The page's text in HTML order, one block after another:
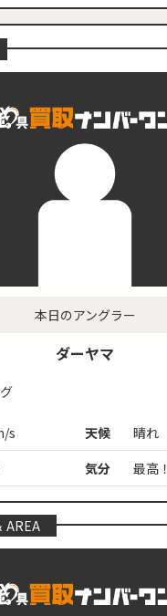
本日のアングラー
ダーヤマ
s 天候
晴れ
気分 最高！
AREA